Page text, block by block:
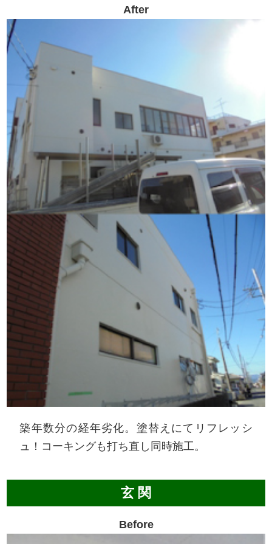
After
築年数分の経年劣化。塗替えにてリフレッシ
ュ！コーキングも打ち直し同時施工。
玄 関
Before